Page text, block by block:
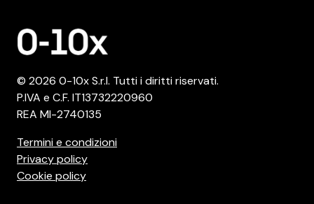
© 2026 0-10x S.r.l. Tutti i diritti riservati.
P.IVA e C.F. IT13732220960
REA MI-2740135
Termini e condizioni
Privacy policy
Cookie policy